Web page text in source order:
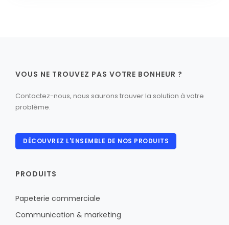
VOUS NE TROUVEZ PAS VOTRE BONHEUR ?
Contactez-nous, nous saurons trouver la solution à votre
problème.
DÉCOUVREZ L'ENSEMBLE DE NOS PRODUITS
PRODUITS
Papeterie commerciale
Communication & marketing